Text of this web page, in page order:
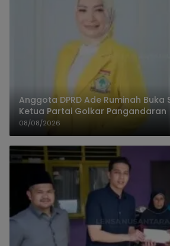
Anggota DPRD Ade Ruminah Buka
Ketua Partai Golkar Pangandaran
08/08/2026